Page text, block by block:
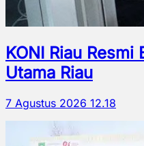
KONI Riau
Utama Riau
7 Agustus 2026 12.18